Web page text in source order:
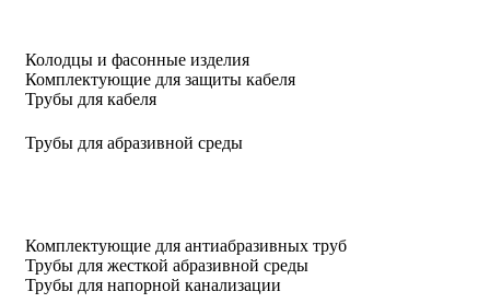
Колодцы и фасонные изделия
Комплектующие для защиты кабеля
Трубы для кабеля
Трубы для абразивной среды
Комплектующие для антиабразивных труб
Трубы для жесткой абразивной среды
Трубы для напорной канализации